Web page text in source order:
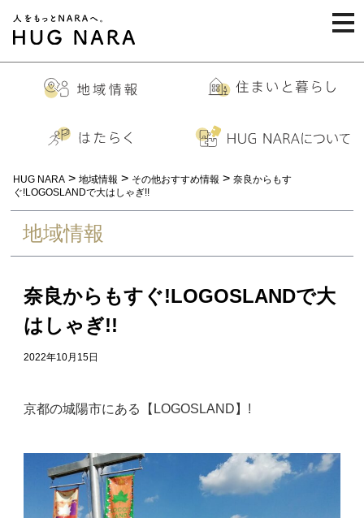
HUG NARA > 地域情報 > その他おすすめ情報 > 奈良からもす
ぐ!LOGOSLANDで大はしゃぎ!!
地域情報
奈良からもすぐ!LOGOSLANDで大
はしゃぎ!!
2022年10月15日
京都の城陽市にある【LOGOSLAND】!